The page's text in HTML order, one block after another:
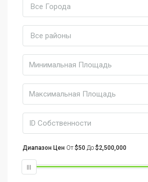
Все Города
Все районы
Диапазон Цен От$50 До $2,500,000